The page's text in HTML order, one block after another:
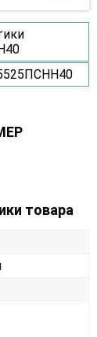
товара